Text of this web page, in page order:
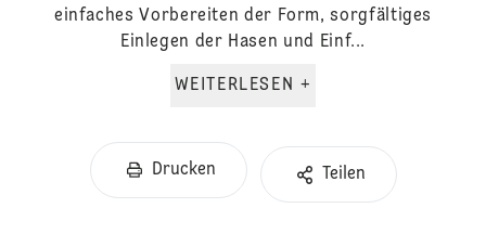
einfaches Vorbereiten der Form, sorgfältiges
Einlegen der Hasen und Einf...
WEITERLESEN +
Drucken Teilen